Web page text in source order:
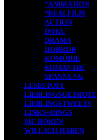
*ANIMATION
*REALFILM
ACTION
DOKU
DRAMA
HORROR
KOMÖDIE
ROMANTIK
SPANNUNG
LESESTOFF
LIEBLINGSGETRÖTE
LIEBLINGSTWEETS
LINKS+DINGS
SIE HÖREN
WILL ICH HABEN